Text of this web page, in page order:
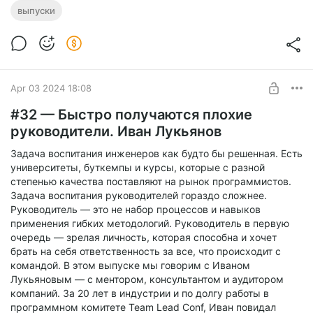
мастерство управления процессами и владение
сбалансированная личность, где зрелось не тушит огонёк
годы работы в индустрии Дарья не только освоила
психиатрии до организационной психологии, обрела
уникальные знания и опыт в руководстве командами
разработчиков, чему, в свободное от работы время, Дарья
учит студентов в ВУЗе. Вступай в сообщество
https://teamleadtalks.com/munity/
Подписывайся на телеграмhttps://t.me/teamleadtalks_com
выпуски
Apr 03 2024 18:08
#32 — Быстро получаются плохие
руководители. Иван Лукьянов
Задача воспитания инженеров как будто бы решенная. Есть
университеты, буткемпы и курсы, которые с разной
степенью качества поставляют на рынок программистов.
Задача воспитания руководителей гораздо сложнее.
Руководитель — это не набор процессов и навыков
применения гибких методологий. Руководитель в первую
очередь — зрелая личность, которая способна и хочет
брать на себя ответственность за все, что происходит с
командой. В этом выпуске мы говорим с Иваном
Лукьяновым — с ментором, консультантом и аудитором
компаний. За 20 лет в индустрии и по долгу работы в
программном комитете Team Lead Conf, Иван повидал